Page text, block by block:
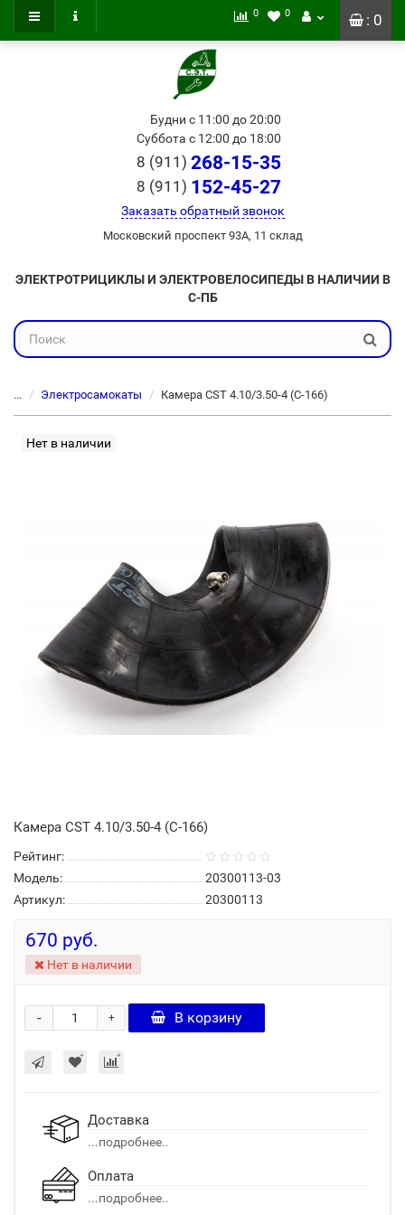
: 0
0 0
Будни с 11:00 до 20:00
Суббота с 12:00 до 18:00
8 (911) 268-15-35
8 (911) 152-45-27
Заказать обратный звонок
Московский проспект 93А, 11 склад
ЭЛЕКТРОТРИЦИКЛЫ И ЭЛЕКТРОВЕЛОСИПЕДЫ В НАЛИЧИИ В
С-ПБ
... Электросамокаты Камера CST 4.10/3.50-4 (C-166)
Нет в наличии
Камера CST 4.10/3.50-4 (C-166)
Рейтинг:
Модель:
20300113-03
Артикул:
20300113
670 руб.
Нет в наличии
+
- В корзину
Доставка
...подробнее..
Оплата
...подробнее..